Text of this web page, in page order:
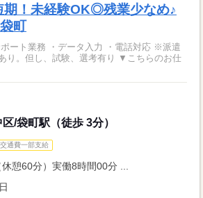
期！未経験OK◎残業少なめ♪
町
ト業務 ・データ入力 ・電話対応 ※派遣
し、試験、選考有り ▼こちらのお仕
/袋町駅（徒歩 3分）
交通費一部支給
憩60分）実働8時間00分 ...